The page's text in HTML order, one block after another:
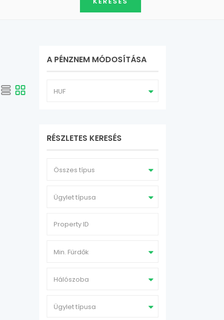
A PÉNZNEM MÓDOSÍTÁSA
HUF
RÉSZLETES KERESÉS
Összes típus
Ügylet típusa
Min. Fürdők
Hálószoba
Ügylet típusa